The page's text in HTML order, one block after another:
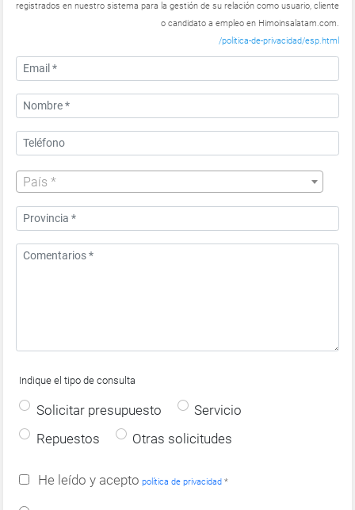
registrados en nuestro sistema para la gestión de su relación como usuario, cliente
o candidato a empleo en Himoinsalatam.com.
/politica-de-privacidad/esp.html
País *
Indique el tipo de consulta
Solicitar presupuesto
Servicio
Repuestos
Otras solicitudes
He leído y acepto política de privacidad *